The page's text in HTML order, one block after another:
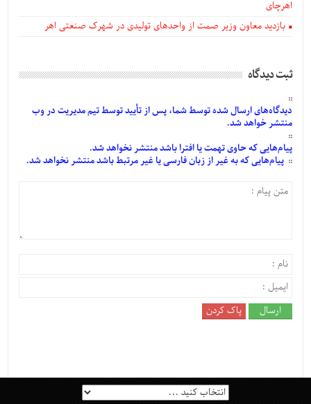
اهرچای
بازدید معاون وزیر صمت از واحدهای تولیدی در شهرک صنعتی اهر
ثبت دیدگاه
دیدگاه‌هایارسالشدهتوسط شما، پس ازتأییدتوسط تیم مدیریت در وب
منتشر خواهد شد.
پیام‌هاییکه حاوی تهمت یا افترا باشد منتشر نخواهد شد.
پیام‌هاییکه به غیر از زبان فارسی یا غیر مرتبط باشد منتشر نخواهد شد.